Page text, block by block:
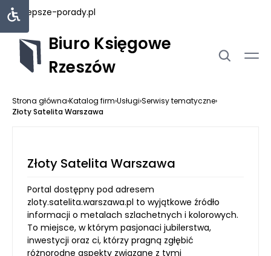
najlepsze-porady.pl
Biuro Księgowe
Rzeszów
Strona główna›Katalog firm›Usługi›Serwisy tematyczne›
Złoty Satelita Warszawa
Złoty Satelita Warszawa
Portal dostępny pod adresem
zloty.satelita.warszawa.pl to wyjątkowe źródło
informacji o metalach szlachetnych i kolorowych.
To miejsce, w którym pasjonaci jubilerstwa,
inwestycji oraz ci, którzy pragną zgłębić
różnorodne aspekty związane z tymi